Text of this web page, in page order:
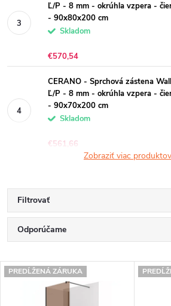
Ľ/P - 8 mm - okrúhla vzpera -
- 90x80x200 cm
Skladom
€570,54
CERANO - Sprchová zástena
Ľ/P - 8 mm - okrúhla vzpera -
- 90x70x200 cm
Skladom
€561,66
Zobraziť viac produktov
Filtrovať
R
d
Odporúčame
Najdrahšie
V
PREDĹŽENÁ ZÁRUKA